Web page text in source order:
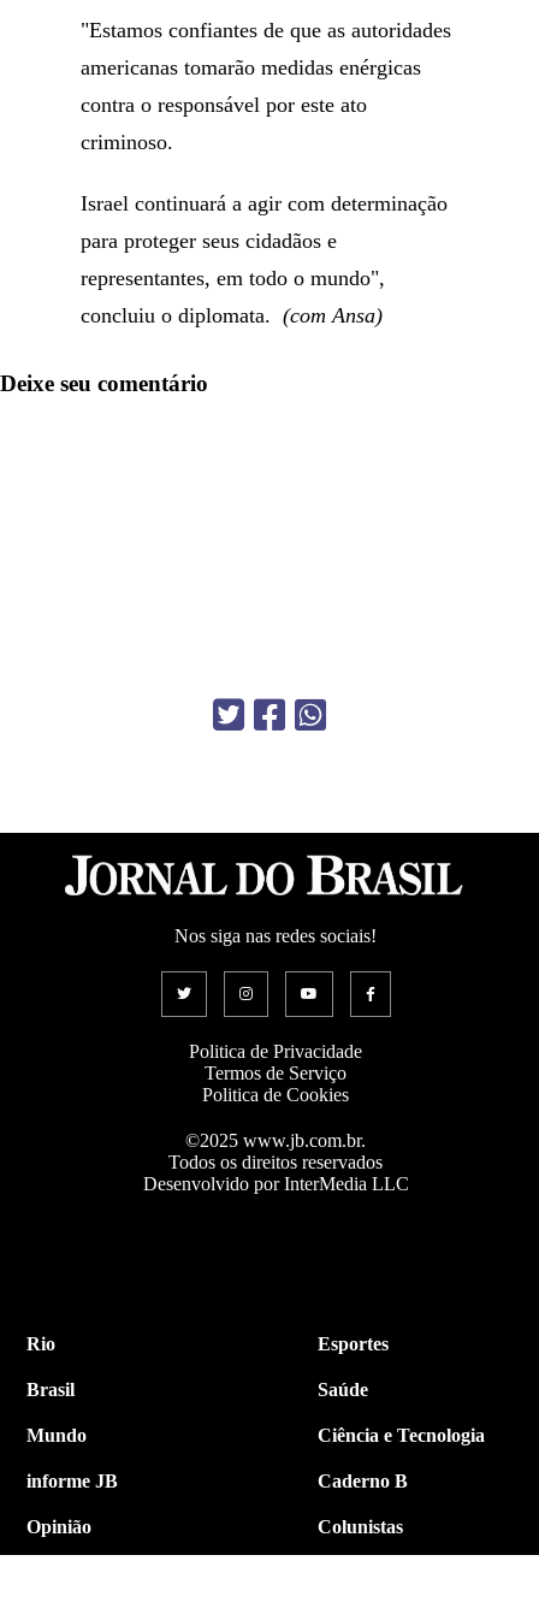
"Estamos confiantes de que as autoridades
americanas tomarão medidas enérgicas
contra o responsável por este ato
criminoso.
Israel continuará a agir com determinação
para proteger seus cidadãos e
representantes, em todo o mundo",
concluiu o diplomata. (com Ansa)
Deixe seu comentário
Nos siga nas redes sociais!
Politica de Privacidade
Termos de Serviço
Politica de Cookies
©2025 www.jb.com.br.
Todos os direitos reservados
Desenvolvido por InterMedia LLC
Rio
Brasil
Mundo
informe JB
Opinião
Esportes
Saúde
Ciência e Tecnologia
Caderno B
Colunistas